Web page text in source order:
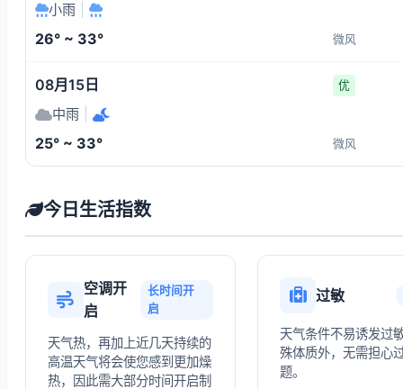
小雨
26° ~ 33° 微风
08月15日 优
中雨
25° ~ 33° 微风
今日生活指数
空调开
启
长时间开
启
天气热，再加上近几天持续的
高温天气将会使您感到更加燥
热，因此需大部分时间开启制
过敏
天气条件不易诱发过
殊体质外，无需担心
题。